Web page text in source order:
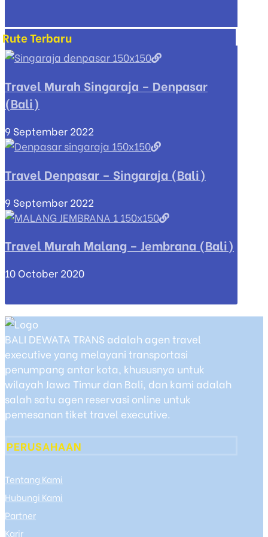
Rute Terbaru
Travel Murah Singaraja – Denpasar
(Bali)
9 September 2022
Travel Denpasar – Singaraja (Bali)
9 September 2022
Travel Murah Malang – Jembrana (Bali)
10 October 2020
BALI DEWATA TRANS adalah agen travel
executive yang melayani transportasi
penumpang antar kota, khususnya untuk
wilayah Jawa Timur dan Bali, dan kami adalah
salah satu agen reservasi online untuk
pemesanan tiket travel executive.
PERUSAHAAN
Tentang Kami
Hubungi Kami
Partner
Karir